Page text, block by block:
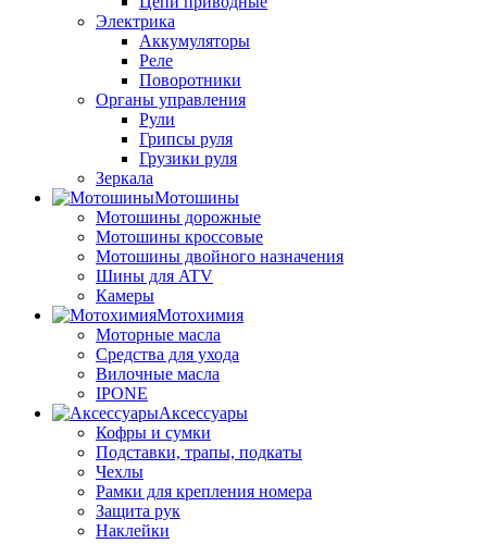
Электрика
Аккумуляторы
Реле
Поворотники
Органы управления
Рули
Грипсы руля
Грузики руля
Зеркала
Мотошины
Мотошины дорожные
Мотошины кроссовые
Мотошины двойного назначения
Шины для ATV
Камеры
Мотохимия
Моторные масла
Средства для ухода
Вилочные масла
IPONE
Аксессуары
Кофры и сумки
Подставки, трапы, подкаты
Чехлы
Рамки для крепления номера
Защита рук
Наклейки